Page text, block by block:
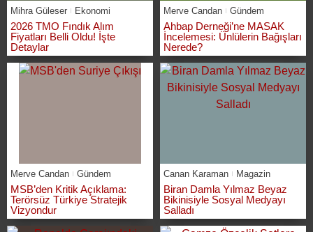
Mihra Güleser Ekonomi
2026 TMO Fındık Alım
Fiyatları Belli Oldu! İşte
Detaylar
Merve Candan Gündem
Ahbap Derneği’ne MASAK
İncelemesi: Ünlülerin Bağışları
Nerede?
Merve Candan Gündem
MSB’den Kritik Açıklama:
Terörsüz Türkiye Stratejik
Vizyondur
Canan Karaman Magazin
Biran Damla Yılmaz Beyaz
Bikinisiyle Sosyal Medyayı
Salladı